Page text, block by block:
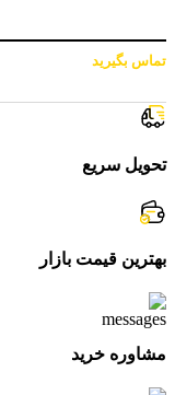
تماس بگیرید
تحویل سریع
بهترین قیمت بازار
مشاوره خرید